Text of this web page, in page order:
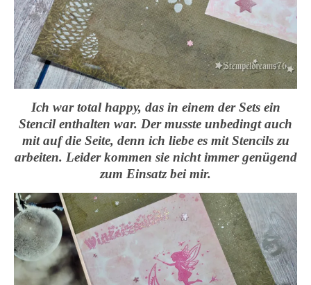
Ich war total happy, das in einem der Sets ein
Stencil enthalten war. Der musste unbedingt auch
mit auf die Seite, denn ich liebe es mit Stencils zu
arbeiten. Leider kommen sie nicht immer genügend
zum Einsatz bei mir.